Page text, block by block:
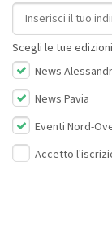
Indirizzo email
Scegli le tue
News
News Pavia
Eventi Nord-
Accetto